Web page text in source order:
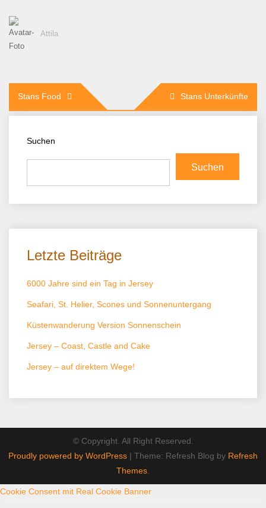
Attila
Beitragsnavigation
Stans Food Stans Unterkünfte
Suchen
Suchen
Letzte Beiträge
6000 Jahre sind ein Tag in Jersey
Seafari, St. Helier, Scones und Sonnenuntergang
Küstenwanderung Version Sonnenschein
Jersey – Coast, Castle and Cake
Jersey – auf direktem Wege!
© Copyright. All Right Reserved.
Proudly powered by WordPress | Theme: Refresh Blog by Refresh
Themes
Cookie Consent mit Real Cookie Banner